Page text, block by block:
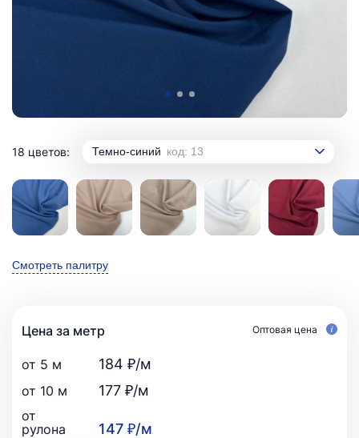
18 цветов: Темно-синий код: 13
Смотреть палитру
Цена за метр Оптовая цена
от 5 м 184 ₽/м
от 10 м 177 ₽/м
от
рулона
147 ₽/м